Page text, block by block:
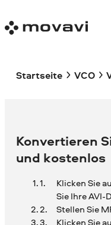
Startseite VCO
Konvertieren
und kostenlos
Klicken Sie
Sie IhreAVI-
Stellen Sie